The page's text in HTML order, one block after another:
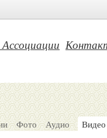
Фото Аудио Видео